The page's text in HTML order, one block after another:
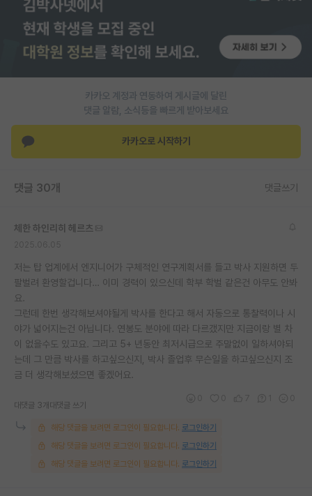
카카오 계정과 연동하여 게시글에 달린
댓글 알람, 소식등을 빠르게 받아보세요
카카오로 시작하기
댓글 30개 댓글쓰기
체한 하인리히 헤르츠
저는 탑 업계에서 엔지니어가 구체적인 연구계획서를 들고 박사 지원하면 두
팔벌려 환영할겁니다… 이미 경력이 있으신데 학부 학벌 같은건 아무도 안봐
요.
그런데 한번 생각해보셔야될게 박사를 한다고 해서 자동으로 통찰력이나 시
야가 넓어지는건 아닙니다. 연봉도 분야에 따라 다르갰지만 지금이랑 별 차
이 없을수도 있고요. 그리고 5+ 년동안 최저시급으로 주말없이 일하셔야되
는데 그 만큼 박사를 하고싶으신지, 박사 졸업후 무슨일을 하고싶으신지 조
금 더 생각해보셨으면 좋겠어요.
대댓글 3개 대댓글 쓰기
해당 댓글을 보려면 로그인이 필요합니다. 로그인하기
해당 댓글을 보려면 로그인이 필요합니다. 로그인하기
해당 댓글을 보려면 로그인이 필요합니다. 로그인하기